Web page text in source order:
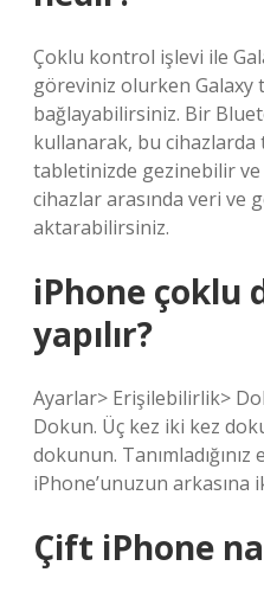
Çoklu kontrol işlevi ile
göreviniz olurken Galaxy
bağlayabilirsiniz. Bir
kullanarak, bu
tabletinizde gezinebilir
cihazlar arasında veri ve
aktarabilirsiniz.
iPhone çoklu
yapılır?
Ayarlar> Erişilebilirlik>
Dokun. Üç kez iki kez
dokunun.
iPhone’unuzun arkasına
Çift iPhone